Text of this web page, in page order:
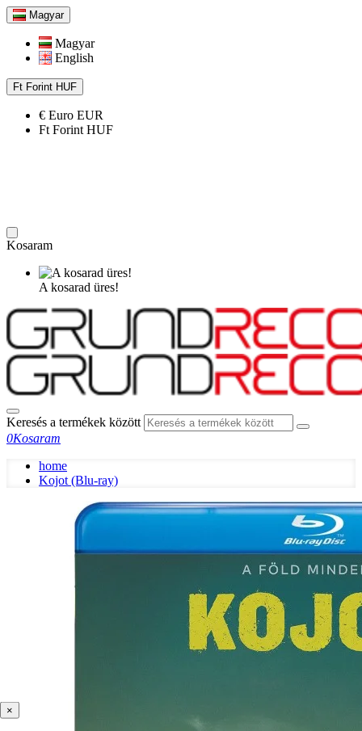
Magyar
Magyar
English
Ft Forint HUF
€ Euro EUR
Ft Forint HUF
Kosaram
A kosarad üres!
Keresés a termékek között
0Kosaram
home
Kojot (Blu-ray)
×